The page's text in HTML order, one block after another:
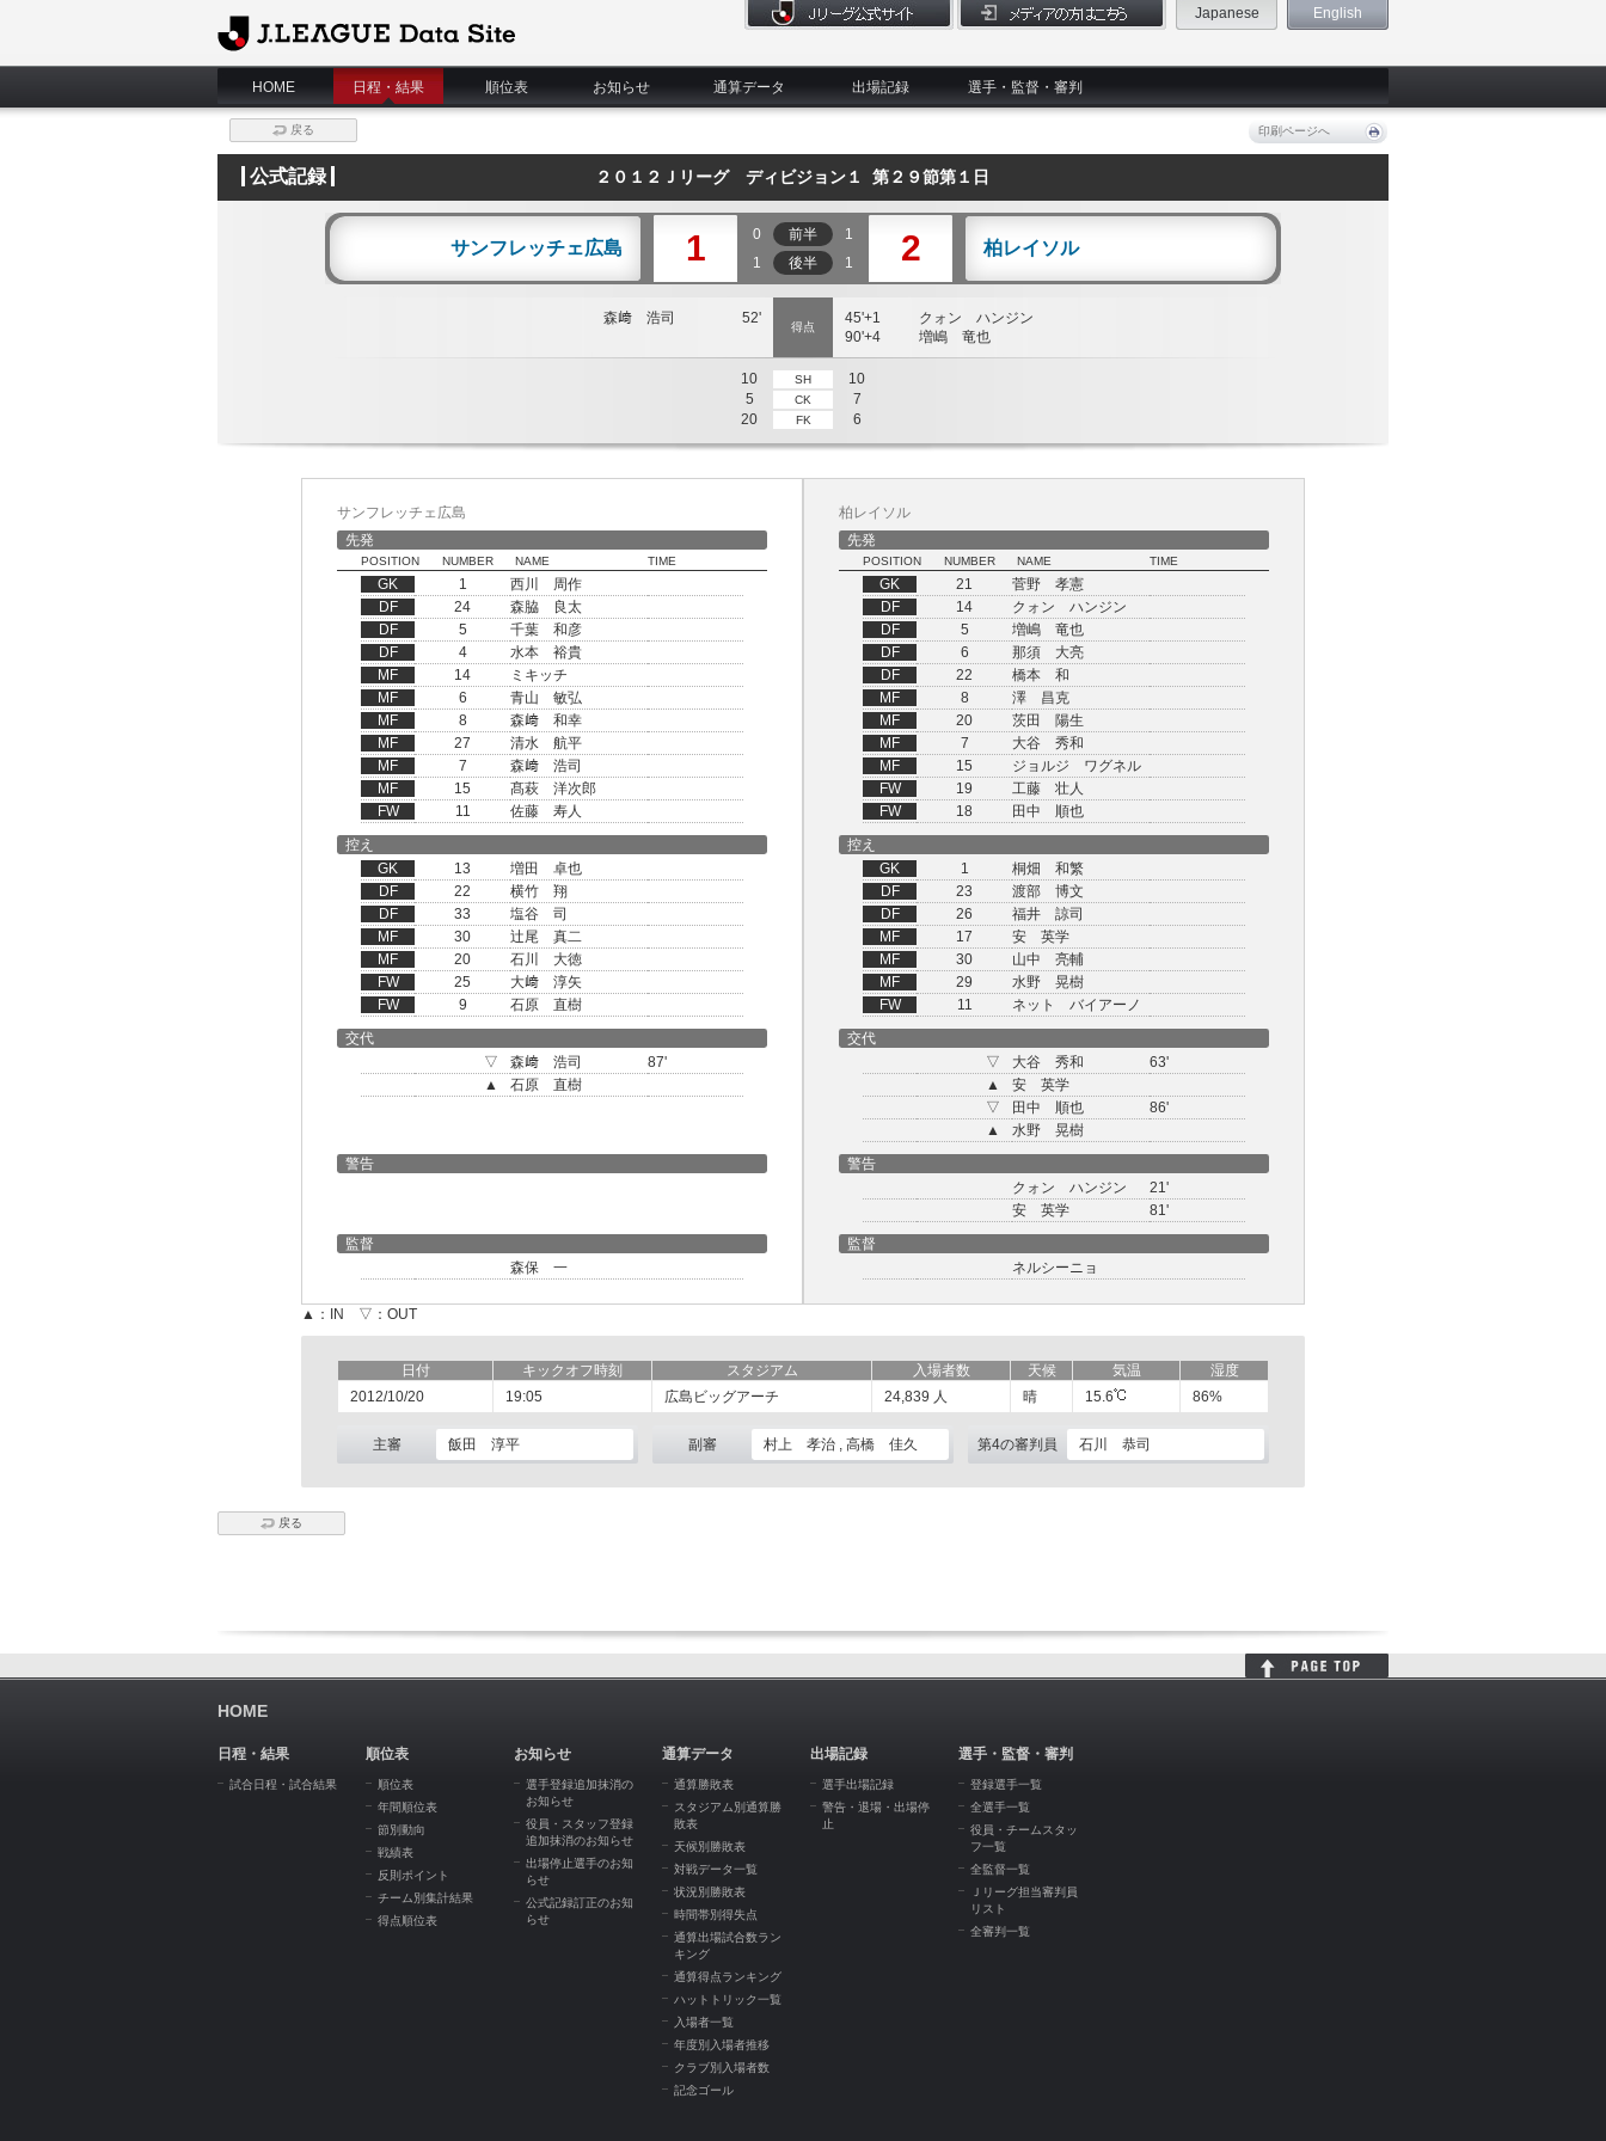
J.League Data Site
Japanese English
HOME 日程・結果 順位表 お知らせ 通算データ 出場記録 選手・監督・審判
戻る 印刷ページへ
公式記録 ２０１２Ｊリーグ ディビジョン１ 第２９節第１日
サンフレッチェ広島 1 0 前半
1
1
後半 1 2 柏レイソル
森﨑 浩司 52'
得点
45'+1
クォン ハンジン
90'+4
増嶋 竜也
10 SH
10
5
CK
7
20
FK 6
サンフレッチェ広島
先発
POSITION NUMBER NAME TIME
GK 1
西川 周作
DF
24
森脇 良太
DF
5
千葉 和彦
DF
4
水本 裕貴
MF
14
ミキッチ
MF
6
青山 敏弘
MF
8
森﨑 和幸
MF
27
清水 航平
MF
7
森﨑 浩司
MF
15
髙萩 洋次郎
FW
11 佐藤 寿人
柏レイソル
先発
POSITION NUMBER NAME TIME
GK 21
菅野 孝憲
DF
14
クォン ハンジン
DF
5
増嶋 竜也
DF
6
那須 大亮
DF
22
橋本 和
MF
8
澤 昌克
MF
20
茨田 陽生
MF
7
大谷 秀和
MF
15
ジョルジ ワグネル
FW
19
工藤 壮人
FW
18
田中 順也
控え
GK
13
増田 卓也
DF
22
横竹 翔
DF
33
塩谷 司
MF
30
辻尾 真二
MF
20
石川 大徳
FW
25
大﨑 淳矢
FW
9 石原 直樹
控え
GK
1
桐畑 和繁
DF
23
渡部 博文
DF
26
福井 諒司
MF
17
安 英学
MF
30
山中 亮輔
MF
29
水野 晃樹
FW
11
ネット バイアーノ
交代
▽
森﨑 浩司
87'
▲
石原 直樹
交代
▽
大谷 秀和
63'
▲
安 英学
▽
田中 順也
86'
▲
水野 晃樹
警告
警告
クォン ハンジン
21'
安 英学
81'
監督
森保 一
監督
ネルシーニョ
▲：IN ▽：OUT
日付 キックオフ時刻 スタジアム 入場者数 天候 気温
湿度
2012/10/20
19:05 広島ビッグアーチ 24,839 人 晴 15.6 86%
主審 飯田 淳平 副審 村上 孝治 , 高橋 佳久 第4の審判員 石川 恭司
戻る
HOME
日程・結果
試合日程・試合結果
順位表
順位表
年間順位表
節別動向
戦績表
反則ポイント
チーム別集計結果
得点順位表
お知らせ
選手登録追加抹消の
お知らせ
役員・スタッフ登録
追加抹消のお知らせ
出場停止選手のお知
らせ
公式記録訂正のお知
らせ
通算データ
通算勝敗表
スタジアム別通算勝
敗表
天候別勝敗表
対戦データ一覧
状況別勝敗表
時間帯別得失点
通算出場試合数ラン
キング
通算得点ランキング
ハットトリック一覧
入場者一覧
年度別入場者推移
クラブ別入場者数
記念ゴール
出場記録
選手出場記録
警告・退場・出場停
止
選手・監督・審判
登録選手一覧
全選手一覧
役員・チームスタッ
フ一覧
全監督一覧
Ｊリーグ担当審判員
リスト
全審判一覧